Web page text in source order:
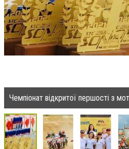
Чемпіонат відкритої першості з